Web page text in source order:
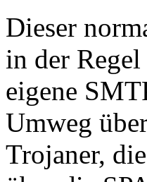
Dieser
in der
eigene
Umweg
Trojaner,